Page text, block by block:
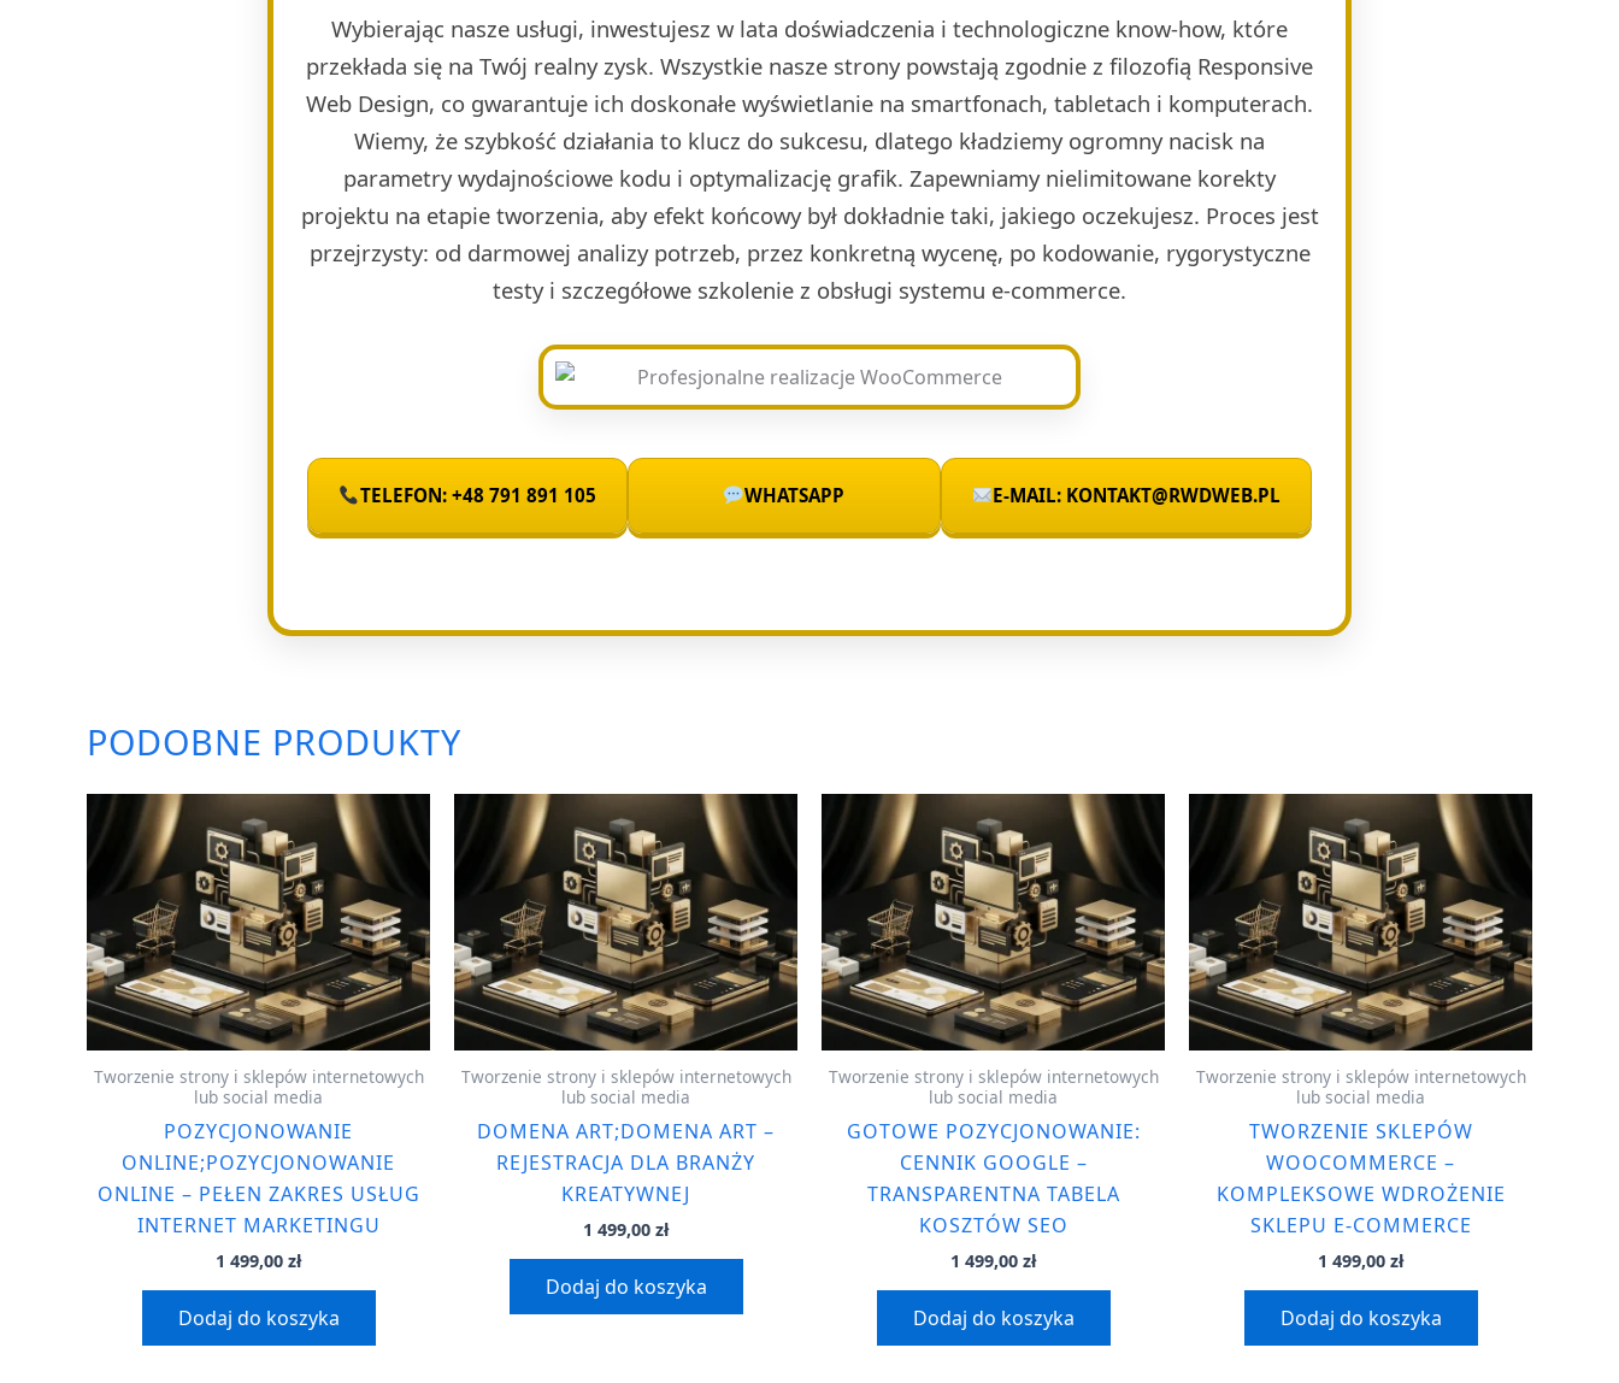
Wybierając nasze usługi, inwestujesz w lata doświadczenia i technologiczne know-how, które
przekłada się na Twój realny zysk. Wszystkie nasze strony powstają zgodnie z filozofią Responsive
Web Design, co gwarantuje ich doskonałe wyświetlanie na smartfonach, tabletach i komputerach.
Wiemy, że szybkość działania to klucz do sukcesu, dlatego kładziemy ogromny nacisk na
parametry wydajnościowe kodu i optymalizację grafik. Zapewniamy nielimitowane korekty
projektu na etapie tworzenia, aby efekt końcowy był dokładnie taki, jakiego oczekujesz. Proces jest
przejrzysty: od darmowej analizy potrzeb, przez konkretną wycenę, po kodowanie, rygorystyczne
testy i szczegółowe szkolenie z obsługi systemu e-commerce.
TELEFON: +48 791 891 105 WHATSAPP E-MAIL: KONTAKT@RWDWEB.PL
PODOBNE PRODUKTY
Tworzenie strony i sklepów internetowych
lub social media
POZYCJONOWANIE
ONLINE;POZYCJONOWANIE
ONLINE – PEŁEN ZAKRES USŁUG
INTERNET MARKETINGU
1 499,00 zł
Dodaj do koszyka
Tworzenie strony i sklepów internetowych
lub social media
DOMENA ART;DOMENA ART –
REJESTRACJA DLA BRANŻY
KREATYWNEJ
1 499,00 zł
Dodaj do koszyka
Tworzenie strony i sklepów internetowych
lub social media
GOTOWE POZYCJONOWANIE:
CENNIK GOOGLE –
TRANSPARENTNA TABELA
KOSZTÓW SEO
1 499,00 zł
Dodaj do koszyka
Tworzenie strony i sklepów internetowych
lub social media
TWORZENIE SKLEPÓW
WOOCOMMERCE –
KOMPLEKSOWE WDROŻENIE
SKLEPU E-COMMERCE
1 499,00 zł
Dodaj do koszyka